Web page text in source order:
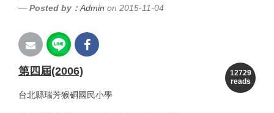
Posted by： Admin on 2015-11-04
12729
reads
第四屆(2006)
台北縣瑞芳猴硐國民小學